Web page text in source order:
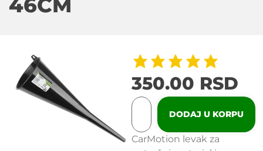
350.00 RSD
DODAJ U KORPU
CarMotion levak za